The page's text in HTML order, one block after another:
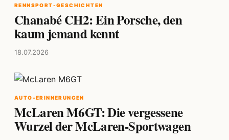
RENNSPORT-GESCHICHTEN
Chanabé CH2: Ein Porsche, den
kaum jemand kennt
18.07.2026
AUTO-ERINNERUNGEN
McLaren M6GT: Die vergessene
Wurzel der McLaren-Sportwagen